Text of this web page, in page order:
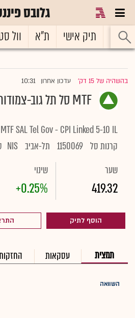
גלובס
ראשי תיק אישי ת"א וול
בהשהיה של 15 דק' |עדכון אחרון 10:31
MTF סל תל גוב-צמודות 5-10
MTF SAL Tel Gov - CPI Linked 5-10 IL
קרנות סל 1150069 תל-אביב NIS
שער
419.32
שינוי
+0.25%
הוסף לתיק
תמצית עסקאות
השוואה